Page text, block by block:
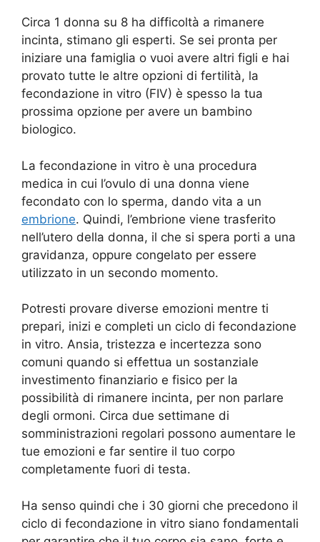
Circa 1 donna su 8 ha difficoltà a rimanere
incinta, stimano gli esperti. Se sei pronta per
iniziare una famiglia o vuoi avere altri figli e hai
provato tutte le altre opzioni di fertilità, la
fecondazione in vitro (FIV) è spesso la tua
prossima opzione per avere un bambino
biologico.
La fecondazione in vitro è una procedura
medica in cui l’ovulo di una donna viene
fecondato con lo sperma, dando vita a un
embrione. Quindi, l’embrione viene trasferito
nell’utero della donna, il che si spera porti a una
gravidanza, oppure congelato per essere
utilizzato in un secondo momento.
Potresti provare diverse emozioni mentre ti
prepari, inizi e completi un ciclo di fecondazione
in vitro. Ansia, tristezza e incertezza sono
comuni quando si effettua un sostanziale
investimento finanziario e fisico per la
possibilità di rimanere incinta, per non parlare
degli ormoni. Circa due settimane di
somministrazioni regolari possono aumentare le
tue emozioni e far sentire il tuo corpo
completamente fuori di testa.
Ha senso quindi che i 30 giorni che precedono il
ciclo di fecondazione in vitro siano fondamentali